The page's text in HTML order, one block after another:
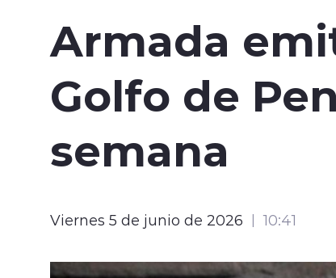
Armada
Golfo de
semana
Viernes 5 de junio de 2026 10:41